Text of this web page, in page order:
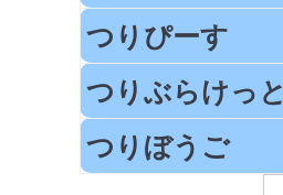
つりぴーす
つりぶらけっと
つりぼうご